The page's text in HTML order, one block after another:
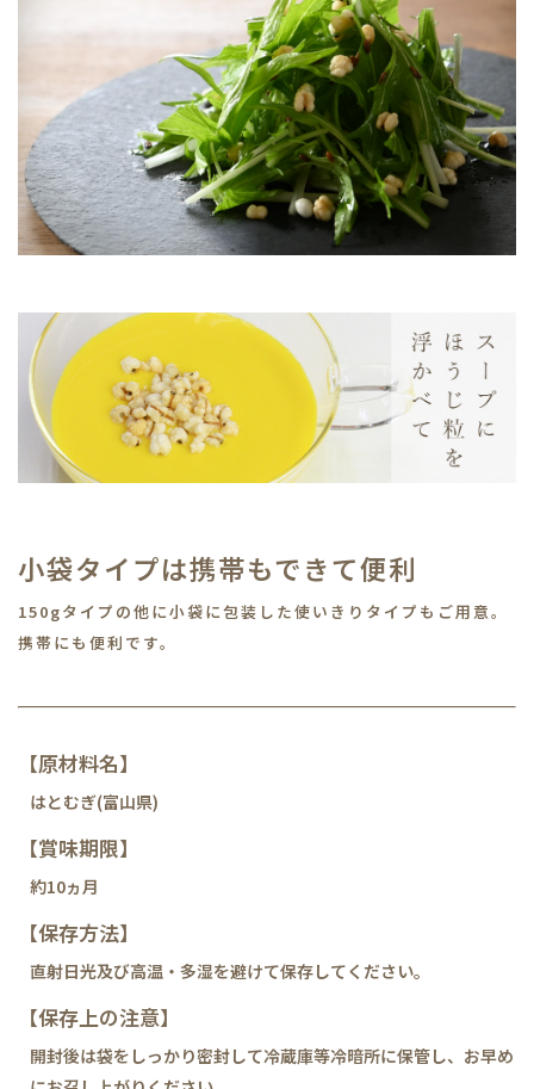
小袋タイプは携帯もできて便利
150gタイプの他に小袋に包装した使いきりタイプもご用意。
携帯にも便利です。
【原材料名】
はとむぎ(富山県)
【賞味期限】
約10ヵ月
【保存方法】
直射日光及び高温・多湿を避けて保存してください。
【保存上の注意】
開封後は袋をしっかり密封して冷蔵庫等冷暗所に保管し、お早め